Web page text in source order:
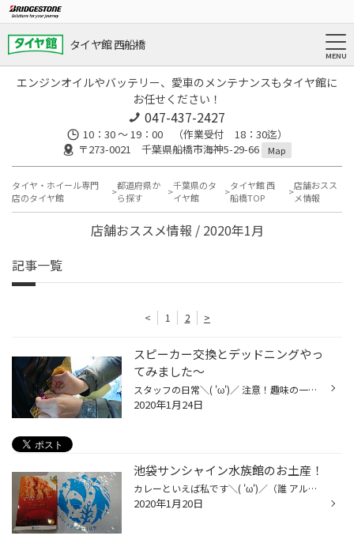
タイヤ館 西船橋
エンジンオイルやバッテリー、愛車のメンテナンスもタイヤ館に
お任せください！
047-437-2427
10：30 ～ 19：00 （作業受付 18：30迄）
〒273-0021 千葉県船橋市海神5-29-66
Map
タイヤ・ホイール専門
店のタイヤ館
都道府県か
ら探す
千葉県のタ
イヤ館
タイヤ館 西
船橋TOP
店舗おスス
メ情報
店舗おススメ情報 / 2020年1月
記事一覧
< 1 2 >
スピーカー交換とデッドニングやっ
てみました～
スタッフの日常＼( 'ω')／ 注意！趣味の一環にて行った作業のため、タイヤ館での作業とは全く関係ありません。 スズキのKeiワークスは、リアスピーカーがオーディオレスになってます。 Kei自体は…恐らく購入時のグレードでついてたり、もしくはディーラーオプションとかで付けたりすることが出来る...
2020年1月24日
池袋サンシャイン水族館のお土産！
カレーといえば私です＼( 'ω')／（誰 アルバイトの方にお土産を貰いました… オオグソクムシ入りタイカレー風味 辛海カレー おおぐそくむし！！（粉末） なぜオオグソクムシを入れようと思ったのか… そもそも、なぜオオグソクムシを食べようと思ったのか… 人間ってなんでも口にしちゃうから凄いです...
2020年1月20日